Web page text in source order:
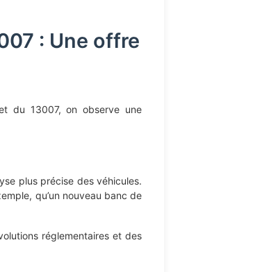
: Une offre
du 13007, on observe une
plus précise des véhicules.
qu’un nouveau banc de
réglementaires et des